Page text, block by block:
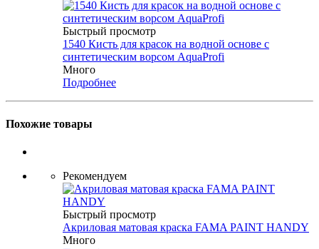
Быстрый просмотр
1540 Кисть для красок на водной основе с
синтетическим ворсом AquaProfi
Много
Подробнее
Похожие товары
Рекомендуем
Быстрый просмотр
Акриловая матовая краска FAMA PAINT HANDY
Много